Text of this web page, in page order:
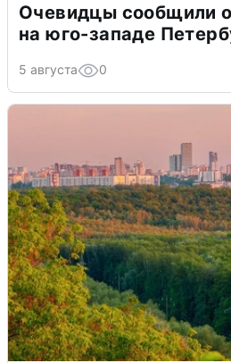
Очевидцы сообщили
на юго-западе
5 августа 0